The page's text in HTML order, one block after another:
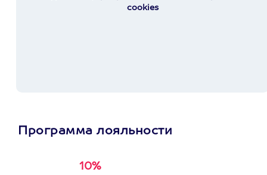
cookies
Программа лояльности
10%